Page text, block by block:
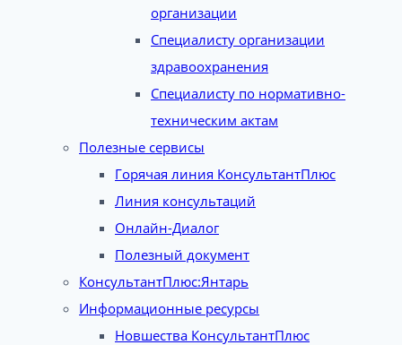
организации
Специалисту организации
здравоохранения
Специалисту по нормативно-
техническим актам
Полезные сервисы
Горячая линия КонсультантПлюс
Линия консультаций
Онлайн-Диалог
Полезный документ
КонсультантПлюс:Янтарь
Информационные ресурсы
Новшества КонсультантПлюс